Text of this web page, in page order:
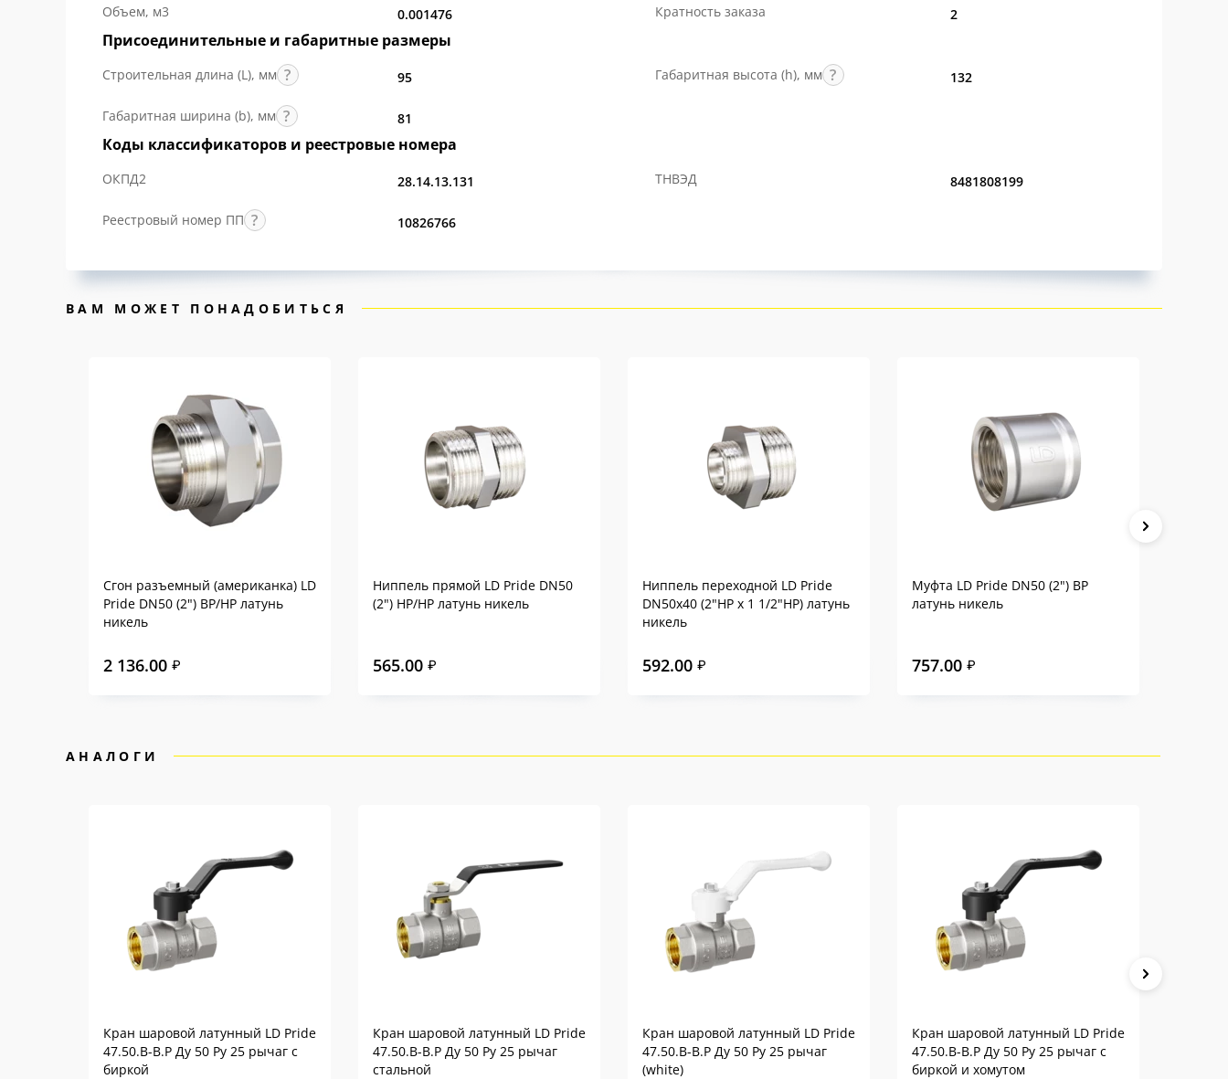
Объем, м3 0.001476 Кратность заказа 2
Присоединительные и габаритные размеры
Строительная длина (L), мм 95 Габаритная высота (h), мм 132
Габаритная ширина (b), мм 81
Коды классификаторов и реестровые номера
ОКПД2 28.14.13.131 ТНВЭД 8481808199
Реестровый номер ПП 10826766
ВАМ МОЖЕТ ПОНАДОБИТЬСЯ
Сгон разъемный (американка) LD
Pride DN50 (2") ВР/НР латунь
никель
2 136.00 ₽
Ниппель прямой LD Pride DN50
(2") НР/НР латунь никель
565.00 ₽
Ниппель переходной LD Pride
DN50х40 (2"НР х 1 1/2"НР) латунь
никель
592.00 ₽
Муфта LD Pride DN50 (2") ВР
латунь никель
757.00 ₽
АНАЛОГИ
Кран шаровой латунный LD Pride
47.50.В-В.Р Ду 50 Ру 25 рычаг с
биркой
Кран шаровой латунный LD Pride
47.50.В-В.Р Ду 50 Ру 25 рычаг
стальной
Кран шаровой латунный LD Pride
47.50.В-В.Р Ду 50 Ру 25 рычаг
(white)
Кран шаровой латунный LD Pride
47.50.В-В.Р Ду 50 Ру 25 рычаг с
биркой и хомутом